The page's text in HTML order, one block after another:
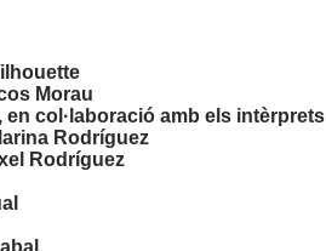
Morau
col·laboració amb els intèrprets
Rodríguez
Rodríguez